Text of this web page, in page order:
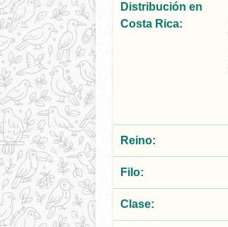
Distribución en
Costa Rica:
Reino:
Filo:
Clase: